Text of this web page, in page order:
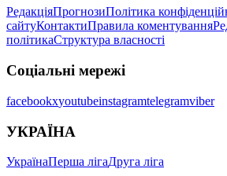
РедакціяПрогнозиПолітика
сайтуКонтактиПравила коментування
політикаСтруктура власності
Соціальні мережі
facebookxyoutubeinstagramtelegramviber
УКРАЇНА
УкраїнаПерша лігаДруга ліга